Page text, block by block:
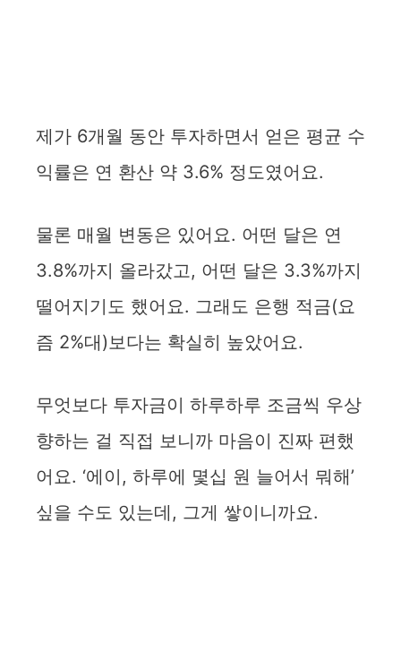
제가 6개월 동안 투자하면서 얻은 평균 수
익률은 연 환산 약 3.6% 정도였어요.
물론 매월 변동은 있어요. 어떤 달은 연
3.8%까지 올라갔고, 어떤 달은 3.3%까지
떨어지기도 했어요. 그래도 은행 적금(요
즘 2%대)보다는 확실히 높았어요.
무엇보다 투자금이 하루하루 조금씩 우상
향하는 걸 직접 보니까 마음이 진짜 편했
어요. ‘에이, 하루에 몇십 원 늘어서 뭐해’
싶을 수도 있는데, 그게 쌓이니까요.